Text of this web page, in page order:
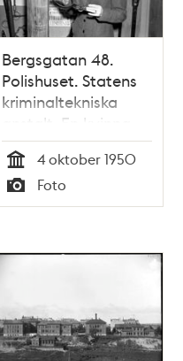
Bergsgatan 48.
Polishuset. Statens
kriminaltekniska
anstalt. En kvinna
tittar på
straffredskap
Tid
4 oktober 1950
Typ
Foto